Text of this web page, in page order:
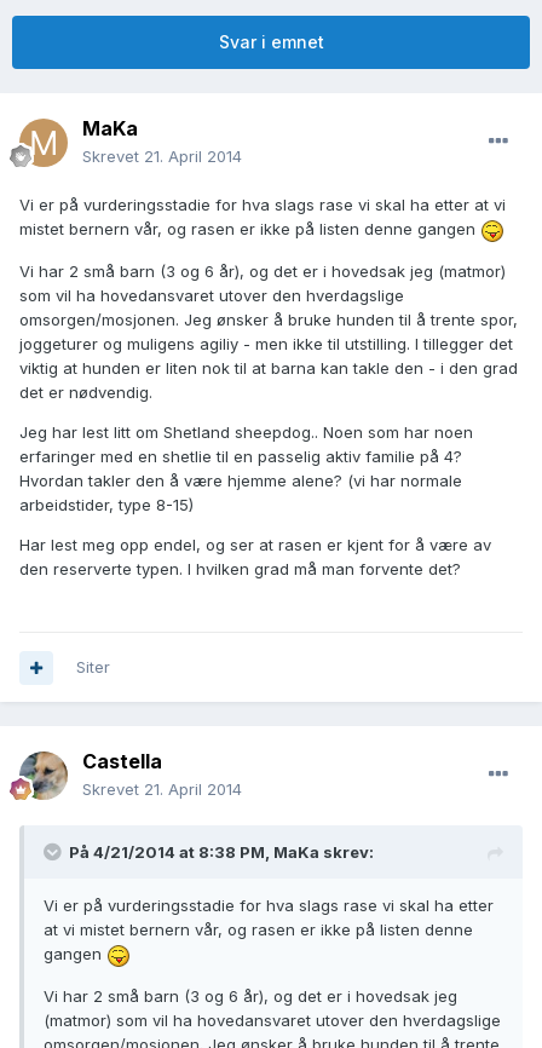
Svar i emnet
MaKa
Skrevet 21. April 2014
Vi er på vurderingsstadie for hva slags rase vi skal ha etter at vi
mistet bernern vår, og rasen er ikke på listen denne gangen
Vi har 2 små barn (3 og 6 år), og det er i hovedsak jeg (matmor)
som vil ha hovedansvaret utover den hverdagslige
omsorgen/mosjonen. Jeg ønsker å bruke hunden til å trente spor,
joggeturer og muligens agiliy - men ikke til utstilling. I tillegger det
viktig at hunden er liten nok til at barna kan takle den - i den grad
det er nødvendig.
Jeg har lest litt om Shetland sheepdog.. Noen som har noen
erfaringer med en shetlie til en passelig aktiv familie på 4?
Hvordan takler den å være hjemme alene? (vi har normale
arbeidstider, type 8-15)
Har lest meg opp endel, og ser at rasen er kjent for å være av
den reserverte typen. I hvilken grad må man forvente det?
Siter
Castella
Skrevet 21. April 2014
På 4/21/2014 at 8:38 PM, MaKa skrev:
Vi er på vurderingsstadie for hva slags rase vi skal ha etter
at vi mistet bernern vår, og rasen er ikke på listen denne
gangen
Vi har 2 små barn (3 og 6 år), og det er i hovedsak jeg
(matmor) som vil ha hovedansvaret utover den hverdagslige